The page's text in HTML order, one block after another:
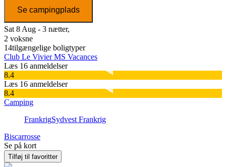
Se campingplads
Sat 8 Aug - 3 nætter,
2 voksne
14tilgængelige boligtyper
Club Le Vivier MS Vacances
Læs 16 anmeldelser
8.4
Læs 16 anmeldelser
8.4
Camping
FrankrigSydvest Frankrig
Biscarrosse
Se på kort
Tilføj til favoritter